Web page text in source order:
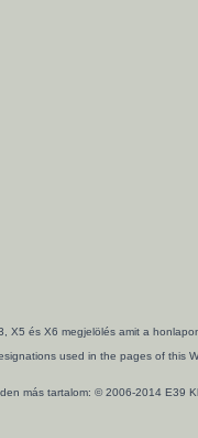
X5 és X6 megjelölés amit a
used in the pages of this
más tartalom: © 2006-2014 E39